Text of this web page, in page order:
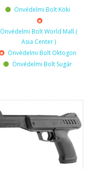
Önvédelmi Bolt Köki
Önvédelmi Bolt World Mall (
Asia Center )
Önvédelmi Bolt Oktogon
Önvédelmi Bolt Sugár